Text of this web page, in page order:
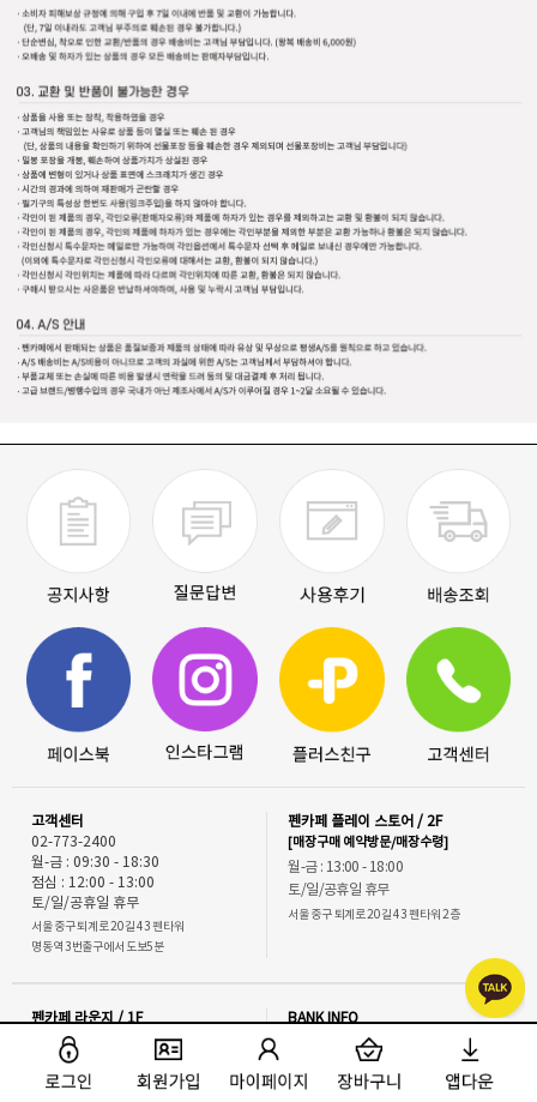
고객센터
02-773-2400
월-금 : 09:30 - 18:30
점심 : 12:00 - 13:00
토/일/공휴일 휴무
서울 중구 퇴계로 20길 43 펜타워
명동역 3번출구에서 도보5분
펜카페 플레이 스토어 / 2F
[매장구매 예약방문/매장수령]
월-금 : 13:00 - 18:00
토/일/공휴일 휴무
서울 중구 퇴계로 20길 43 펜타워 2층
펜카페 라운지 / 1F
[무인픽업-1층 스티커 사진 매장內 무인
서울 중구 퇴계로 20길 43 펜타워 1층
BANK INFO
예금주:펜카페코리아
신한은행
140-011-389888